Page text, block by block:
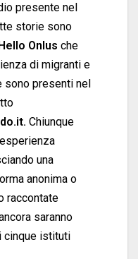
presente nel
storie sono
Onlus che
di migranti e
presenti nel
Chiunque
una
anonima o
raccontate
saranno
cinque istituti